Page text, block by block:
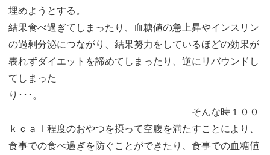
埋めようとする。
結果食べ過ぎてしまったり、血糖値の急上昇やインスリン
の過剰分泌につながり、結果努力をしているほどの効果が
表れずダイエットを諦めてしまったり、逆にリバウンドし
てしまった
り･･･。
そんな時１００
ｋｃａｌ程度のおやつを摂って空腹を満たすことにより、
食事での食べ過ぎを防ぐことができたり、食事での血糖値